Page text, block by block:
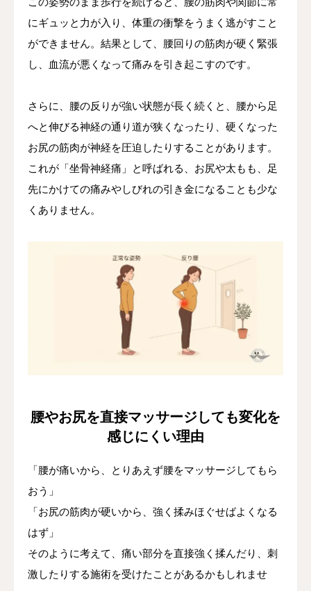
にギュッと力が入り、体重の衝撃をうまく逃がすこと
ができません。結果として、腰回りの筋肉が硬く緊張
し、血流が悪くなって痛みを引き起こすのです。
さらに、腰の反りが強い状態が長く続くと、腰から足
へと伸びる神経の通り道が狭くなったり、硬くなった
お尻の筋肉が神経を圧迫したりすることがあります。
これが「坐骨神経痛」と呼ばれる、お尻や太もも、足
先にかけての痛みやしびれの引き金になることも少な
くありません。
腰やお尻を直接マッサージしても変化を
感じにくい理由
「腰が痛いから、とりあえず腰をマッサージしてもら
おう」
「お尻の筋肉が硬いから、強く揉みほぐせばよくなる
はず」
そのように考えて、痛い部分を直接強く揉んだり、刺
激したりする施術を受けたことがあるかもしれませ